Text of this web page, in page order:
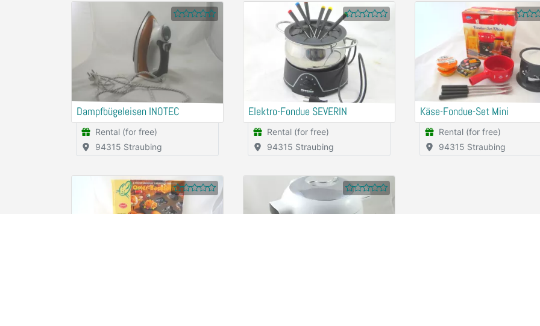
Dampfbügeleisen INOTEC
Rental (for free)
94315 Straubing
Elektro-Fondue SEVERIN
Rental (for free)
94315 Straubing
Käse-Fondue-Set Mini
Rental (for free)
94315 Straubing